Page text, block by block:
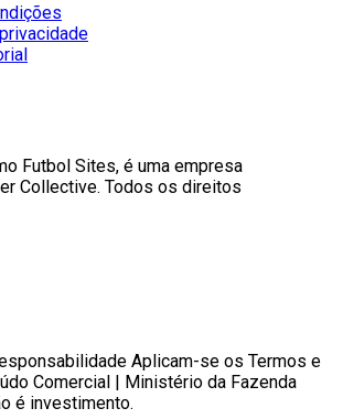
Futbol Sites, é uma empresa
Collective. Todos os direitos
Aplicam-se os Termos e
Comercial | Ministério da Fazenda
é investimento.